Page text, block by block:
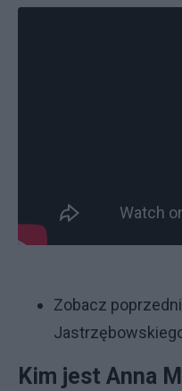
Zobacz
Kim jest Anna